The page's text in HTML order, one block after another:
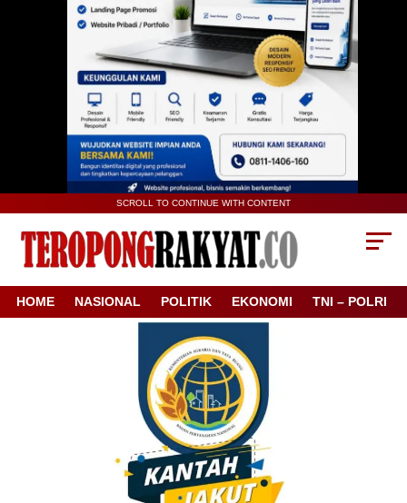
SCROLL TO CONTINUE WITH CONTENT
HOME NASIONAL POLITIK EKONOMI TNI – POLRI